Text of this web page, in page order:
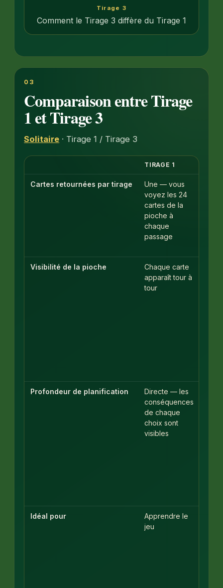
Tirage 3
Comment le Tirage 3 diffère du Tirage 1
03
Comparaison entre Tirage
1 et Tirage 3
Solitaire · Tirage 1 / Tirage 3
TIRAGE 1
Cartes retournées par tirage
Une — vous
voyez les 24
cartes de la
pioche à
chaque
passage
Visibilité de la pioche
Chaque carte
apparaît tour à
tour
Profondeur de planification
Directe — les
conséquences
de chaque
choix sont
visibles
Idéal pour
Apprendre le
jeu